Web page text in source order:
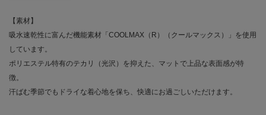
【素材】
吸水速乾性に富んだ機能素材「COOLMAX（R）（クールマックス）」を使用
しています。
ポリエステル特有のテカリ（光沢）を抑えた、マットで上品な表面感が特
徴。
汗ばむ季節でもドライな着心地を保ち、快適にお過ごしいただけます。